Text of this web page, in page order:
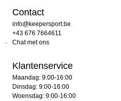
Contact
info@keepersport.be
+43 676 7664611
Chat met ons
Klantenservice
Maandag: 9:00-16:00
Dinsdag: 9:00-16:00
Woensdag: 9:00-16:00